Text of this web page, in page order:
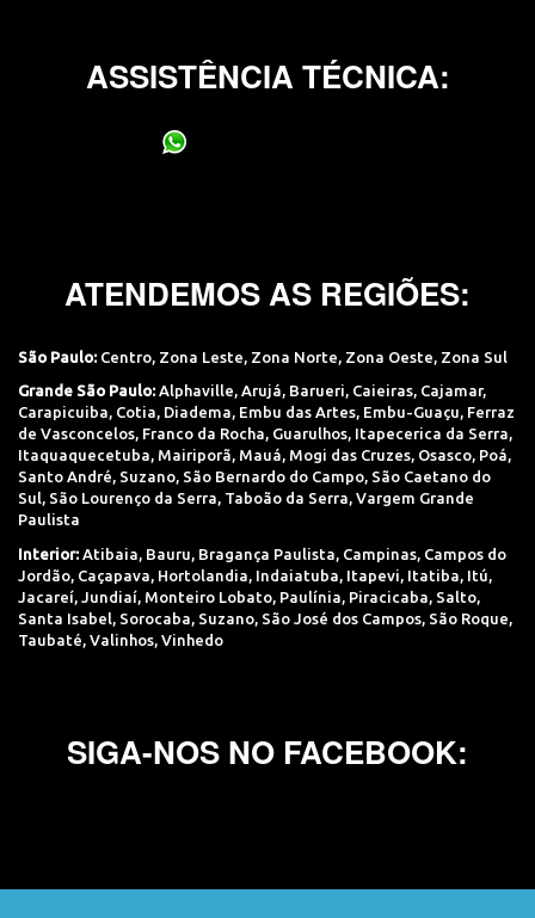
ASSISTÊNCIA TÉCNICA:
ATENDEMOS AS REGIÕES:
São Paulo: Centro, Zona Leste, Zona Norte, Zona Oeste, Zona Sul
Grande São Paulo: Alphaville, Arujá, Barueri, Caieiras, Cajamar,
Carapicuiba, Cotia, Diadema, Embu das Artes, Embu-Guaçu, Ferraz
de Vasconcelos, Franco da Rocha, Guarulhos, Itapecerica da Serra,
Itaquaquecetuba, Mairiporã, Mauá, Mogi das Cruzes, Osasco, Poá,
Santo André, Suzano, São Bernardo do Campo, São Caetano do
Sul, São Lourenço da Serra, Taboão da Serra, Vargem Grande
Paulista
Interior: Atibaia, Bauru, Bragança Paulista, Campinas, Campos do
Jordão, Caçapava, Hortolandia, Indaiatuba, Itapevi, Itatiba, Itú,
Jacareí, Jundiaí, Monteiro Lobato, Paulínia, Piracicaba, Salto,
Santa Isabel, Sorocaba, Suzano, São José dos Campos, São Roque,
Taubaté, Valinhos, Vinhedo
SIGA-NOS NO FACEBOOK: